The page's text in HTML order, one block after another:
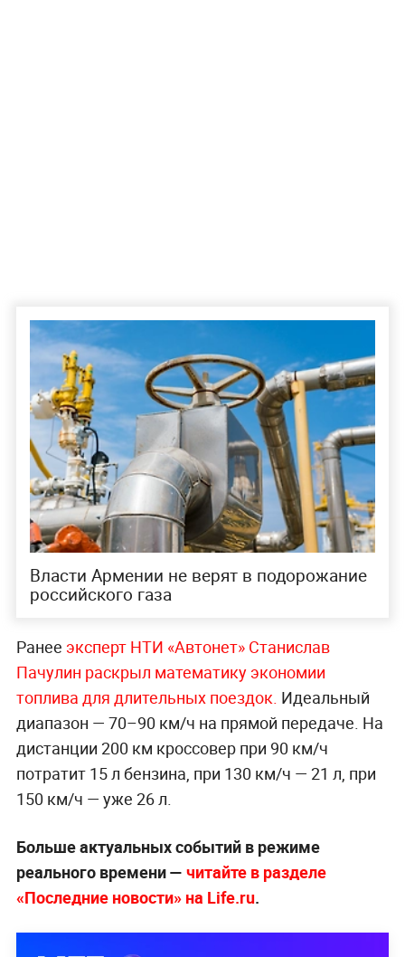
Власти Армении не верят в подорожание
российского газа
Ранее эксперт НТИ «Автонет» Станислав
Пачулин раскрыл математику экономии
топлива для длительных поездок. Идеальный
диапазон — 70–90 км/ч на прямой передаче. На
дистанции 200 км кроссовер при 90 км/ч
потратит 15 л бензина, при 130 км/ч — 21 л, при
150 км/ч — уже 26 л.
Больше актуальных событий в режиме
реального времени — читайте в разделе
«Последние новости» на Life.ru.